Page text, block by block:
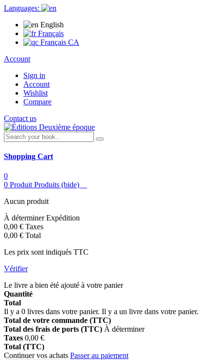
Languages:
English
Français
Français CA
Account
Sign in
Account
Wishlist
Compare
Contact us
Shopping Cart
0
0 Produit Produits (bide)
Aucun produit
À déterminerExpédition
0,00 € Taxes
0,00 € Total
Les prix sont indiqués TTC
Vérifier
Le livre a bien été ajouté à votre panier
Quantité
Total
Il y a 0 livres dans votre panier. Il y a un livre dans votre panier.
Total de votre commande (TTC)
Total des frais de ports (TTC) À déterminer
Taxes 0,00 €
Total (TTC)
Continuer vos achats Passer au paiement